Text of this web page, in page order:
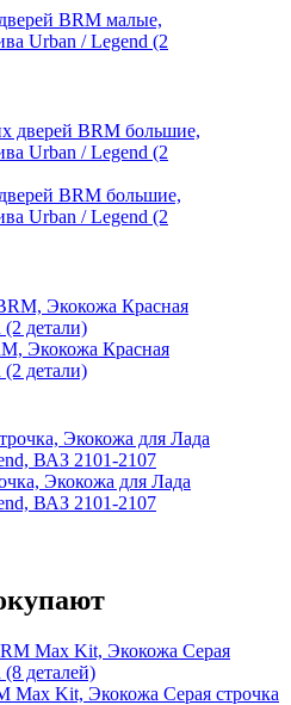
BRM малые,
Urban / Legend (2
BRM большие,
Urban / Legend (2
Экокожа Красная
детали)
Экокожа для Лада
ВАЗ 2101-2107
Max Kit, Экокожа Серая строчка